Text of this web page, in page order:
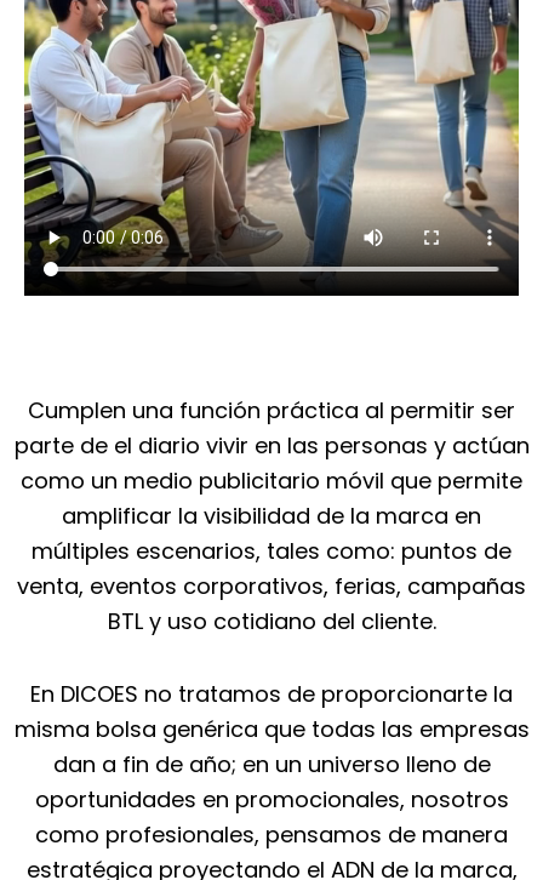
Cumplen una función práctica al permitir ser
parte de el diario vivir en las personas y actúan
como un medio publicitario móvil que permite
amplificar la visibilidad de la marca en
múltiples escenarios, tales como: puntos de
venta, eventos corporativos, ferias, campañas
BTL y uso cotidiano del cliente.
En DICOES no tratamos de proporcionarte la
misma bolsa genérica que todas las empresas
dan a fin de año; en un universo lleno de
oportunidades en promocionales, nosotros
como profesionales, pensamos de manera
estratégica proyectando el ADN de la marca,